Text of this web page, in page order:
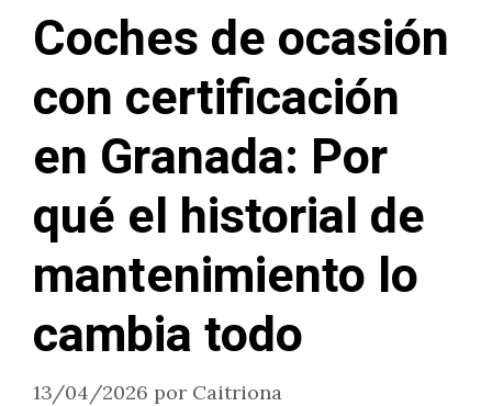
Coches de ocasión
con certificación
en Granada: Por
qué el historial de
mantenimiento lo
cambia todo
13/04/2026 por Caitriona